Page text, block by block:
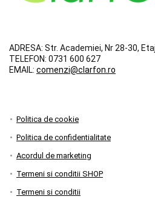
ADRESA: Str. Academiei, Nr 28-30,
TELEFON: 0731 600 627
EMAIL: comenzi@clarfon.ro
Politica de cookie
Politica de confidentialitate
Acordul de marketing
Termeni si conditii SHOP
Termeni si conditii